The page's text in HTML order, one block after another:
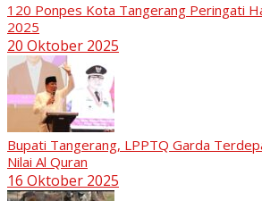
120 Ponpes Kota Tangerang Peringati
2025
20 Oktober 2025
Bupati Tangerang, LPPTQ Garda
Nilai Al Quran
16 Oktober 2025